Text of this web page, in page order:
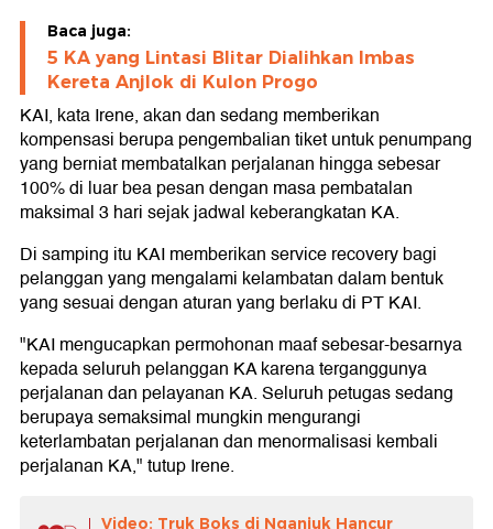
Baca juga:
5 KA yang Lintasi Blitar Dialihkan Imbas
Kereta Anjlok di Kulon Progo
KAI, kata Irene, akan dan sedang memberikan
kompensasi berupa pengembalian tiket untuk penumpang
yang berniat membatalkan perjalanan hingga sebesar
100% di luar bea pesan dengan masa pembatalan
maksimal 3 hari sejak jadwal keberangkatan KA.
Di samping itu KAI memberikan service recovery bagi
pelanggan yang mengalami kelambatan dalam bentuk
yang sesuai dengan aturan yang berlaku di PT KAI.
"KAI mengucapkan permohonan maaf sebesar-besarnya
kepada seluruh pelanggan KA karena terganggunya
perjalanan dan pelayanan KA. Seluruh petugas sedang
berupaya semaksimal mungkin mengurangi
keterlambatan perjalanan dan menormalisasi kembali
perjalanan KA," tutup Irene.
Video: Truk Boks di Nganjuk Hancur